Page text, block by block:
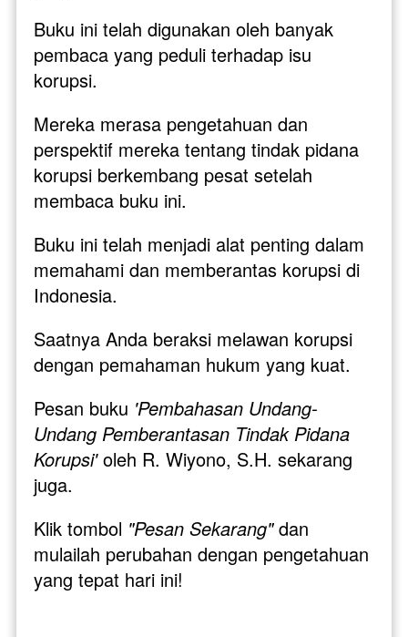
Buku ini telah digunakan oleh banyak
pembaca yang peduli terhadap isu
korupsi.
Mereka merasa pengetahuan dan
perspektif mereka tentang tindak pidana
korupsi berkembang pesat setelah
membaca buku ini.
Buku ini telah menjadi alat penting dalam
memahami dan memberantas korupsi di
Indonesia.
Saatnya Anda beraksi melawan korupsi
dengan pemahaman hukum yang kuat.
Pesan buku 'Pembahasan Undang-
Undang Pemberantasan Tindak Pidana
Korupsi' oleh R. Wiyono, S.H. sekarang
juga.
Klik tombol "Pesan Sekarang" dan
mulailah perubahan dengan pengetahuan
yang tepat hari ini!